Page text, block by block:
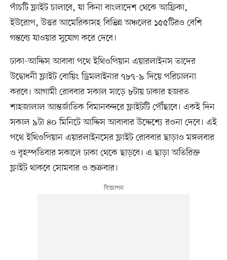
পাঁচটি ফ্লাইট চালাবে, যা কিনা বাংলাদেশ থেকে আফ্রিকা,
ইউরোপ, উত্তর আমেরিকাসহ বিভিন্ন অঞ্চলের ১৫৫টিরও বেশি
গন্তব্যে যাওয়ার সুযোগ করে দেবে।
ঢাকা-আদ্দিস আবাবা পথে ইথিওপিয়ান এয়ারলাইনস তাদের
উদ্বোধনী ফ্লাইট বোয়িং ড্রিমলাইনার ৭৮৭-৯ দিয়ে পরিচালনা
করবে। আগামী রোববার সকাল সাড়ে ৮টায় ঢাকার হজরত
শাহজালাল আন্তর্জাতিক বিমানবন্দরে ফ্লাইটটি পৌঁছাবে। একই দিন
সকাল ৯টা ৪০ মিনিটে আদ্দিস আবাবার উদ্দেশ্যে রওনা দেবে। এই
পথে ইথিওপিয়ান এয়ারলাইনসের ফ্লাইট রোববার ছাড়াও মঙ্গলবার
ও বৃহস্পতিবার সকালে ঢাকা থেকে ছাড়বে। এ ছাড়া অতিরিক্ত
ফ্লাইট থাকবে সোমবার ও শুক্রবার।